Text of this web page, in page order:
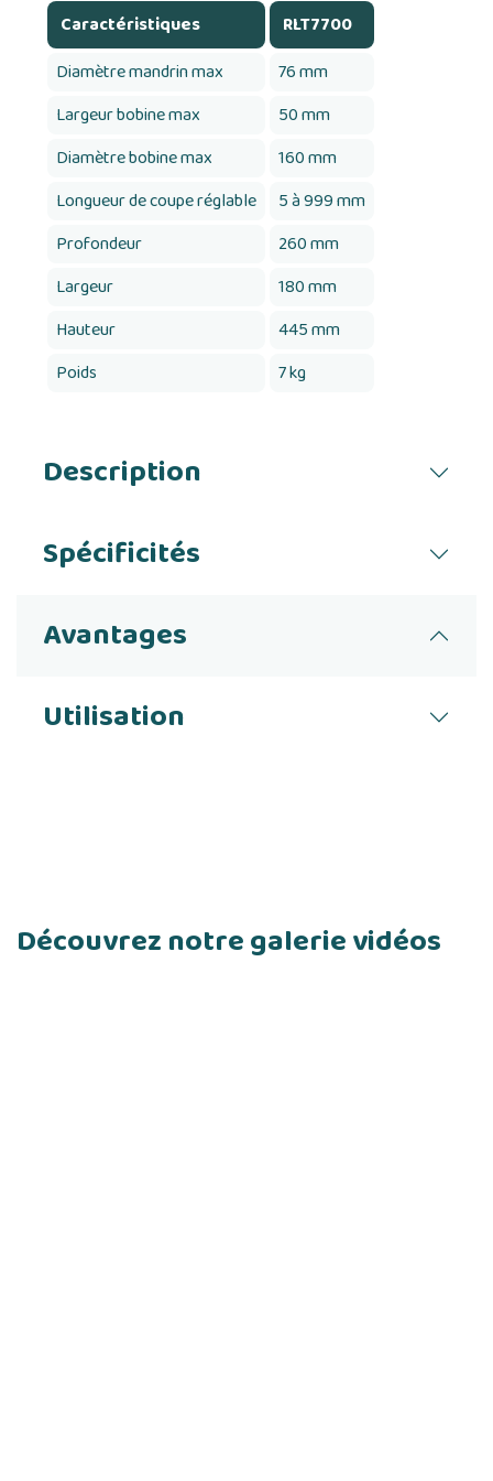
Caractéristiques
RLT7700
Diamètre mandrin max
76 mm
Largeur bobine max
50 mm
Diamètre bobine max
160 mm
Longueur de coupe réglable
5 à 999 mm
Profondeur
260 mm
Largeur
180 mm
Hauteur
445 mm
Poids
7 kg
Description
Spécificités
Avantages
Utilisation
Découvrez notre galerie vidéos